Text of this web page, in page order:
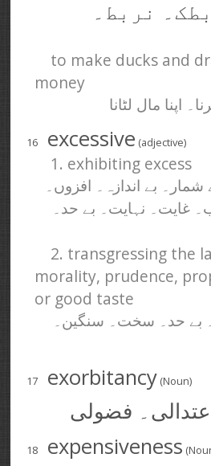
نربط۔
to make ducks and
money
اپنا مال لٹانا
16 excessive (adjective)
1. exhibiting excess
بے اندازہ۔ افزوں۔
غایت۔ نہایت۔ بے حد۔
2. transgressing the
morality, prudence,
or good taste
بے حد۔ سخت۔ سنگین۔
17 exorbitancy (Noun)
فضولی
18 expensiveness